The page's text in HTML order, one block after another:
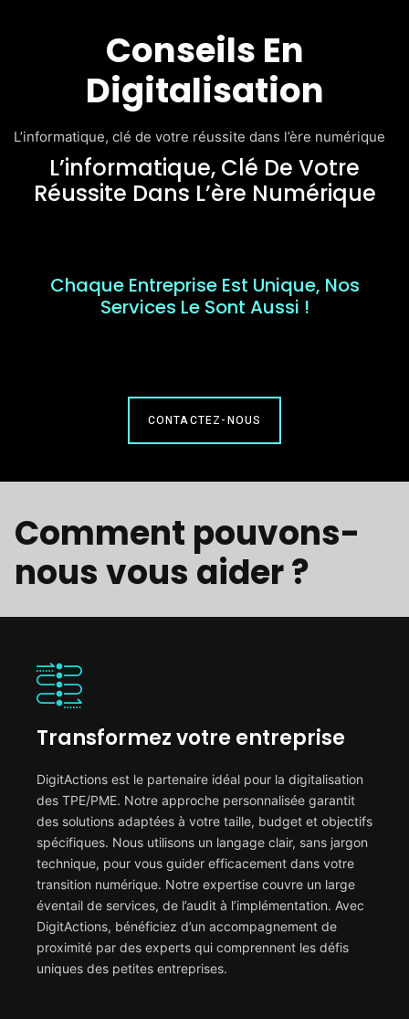
Conseils En
Digitalisation
L’informatique, clé de votre réussite dans l’ère numérique
L’informatique, Clé De Votre
Réussite Dans L’ère Numérique
Chaque Entreprise Est Unique, Nos
Services Le Sont Aussi !
CONTACTEZ-NOUS
Comment pouvons-
nous vous aider ?
Transformez votre entreprise
DigitActions est le partenaire idéal pour la digitalisation
des TPE/PME. Notre approche personnalisée garantit
des solutions adaptées à votre taille, budget et objectifs
spécifiques. Nous utilisons un langage clair, sans jargon
technique, pour vous guider efficacement dans votre
transition numérique. Notre expertise couvre un large
éventail de services, de l’audit à l’implémentation. Avec
DigitActions, bénéficiez d’un accompagnement de
proximité par des experts qui comprennent les défis
uniques des petites entreprises.